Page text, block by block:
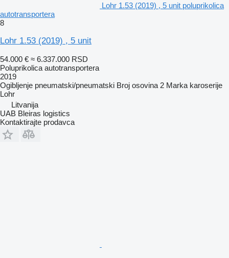
Lohr 1.53 (2019) , 5 unit poluprikolica
autotransportera
8
Lohr 1.53 (2019) , 5 unit
54.000 € ≈ 6.337.000 RSD
Poluprikolica autotransportera
2019
Ogibljenje pneumatski/pneumatski Broj osovina 2 Marka karoserije
Lohr
Litvanija
UAB Bleiras logistics
Kontaktirajte prodavca